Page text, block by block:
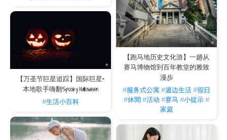
每间房型均配备齐全家俬、厨房设备、Wi-Fi、智能电视等，让住客即拎包入住，享
受无忧生活。无论您是追求极简生活、需要独立工作空间，还是与家人同住，服务式
住宅都能提供量身订做的方案，让您找到理想的安居之所。
总而言之，如果您是短暂居住并且只有几天的时间来体验一个城市，酒店或许能够提
供您的一切所需。然而，我们认为
服务式住宅有一个特殊的定位 -为所有住在我们住
宅的客人打造一个类似家庭的美好体验，无论时间长短，往往比酒店房间更有价值。
欢迎联络我们，以了解更多有关入住服务式住宅的信息，或探索位于铜锣湾怡和街
铜锣湾铜锣湾道、跑马地及湾仔的服务式住宅。
关于 The V 服务式住宅的常见问题
我正计划回港探亲或因家居装修需短期暂住，The
V 的租期如何计算？
与一般酒店按日收费不同，The V 的服务式住宅提供月租长住服务。这种模式特别适
合需要稳定居所的回流人士或装修住客。相比酒店，月租模式不仅价格更具竞争力，
【跑马地历史文化游】一趟从
赛马博物馆到百年教堂的雅致
漫步
#服务式公寓#週边生活#假日
#休閒 #活动 #赛马 #小提示#
家庭
【万圣节巨星追踪】国际巨星×
本地歌手嗨翻Spooky Halloween
#生活小百科